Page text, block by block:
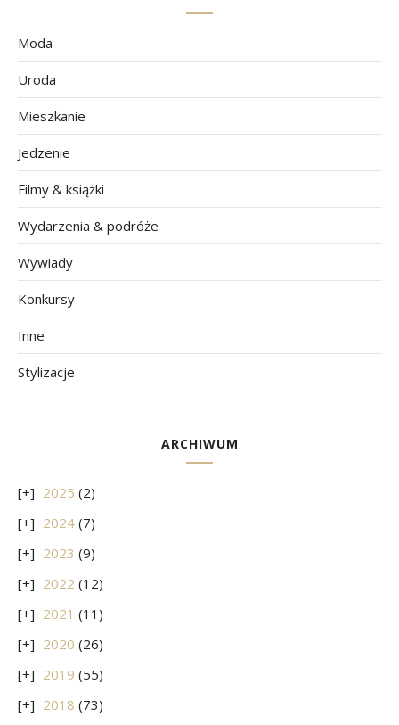
Moda
Uroda
Mieszkanie
Jedzenie
Filmy & książki
Wydarzenia & podróże
Wywiady
Konkursy
Inne
Stylizacje
ARCHIWUM
2025 (2)
2024 (7)
2023 (9)
2022 (12)
2021 (11)
2020 (26)
2019 (55)
2018 (73)